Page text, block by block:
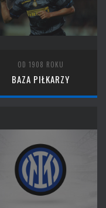
OD 1908 ROKU
BAZA PIŁKARZY